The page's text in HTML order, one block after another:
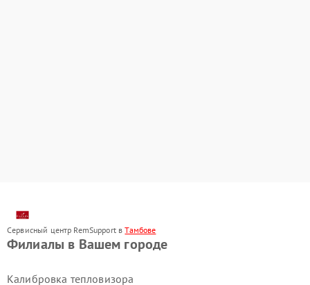
Сервисный центр RemSupport вТамбове
Филиалы в Вашем городе
Калибровка тепловизора